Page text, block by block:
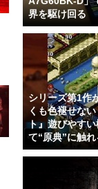
界を駆け回る
シリーズ第1作
くも色褪せな
ト』遊びやす
て“原典”に触